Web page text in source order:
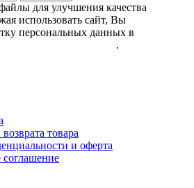
для улучшения качества
использовать сайт, Вы
персональных данных в
.
товара
и оферта
соглашение